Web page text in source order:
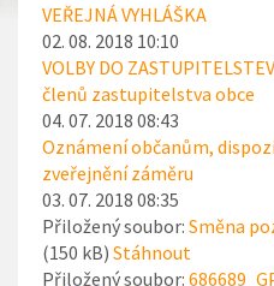
VEŘEJNÁ VYHLÁŠKA
02. 08. 2018 10:10
VOLBY DO
členů zastupitelstva obce
04. 07. 2018 08:43
Oznámení občanům,
zveřejnění záměru
03. 07. 2018 08:35
Přiložený soubor: Směna
(150 kB) Stáhnout
Přiložený soubor: